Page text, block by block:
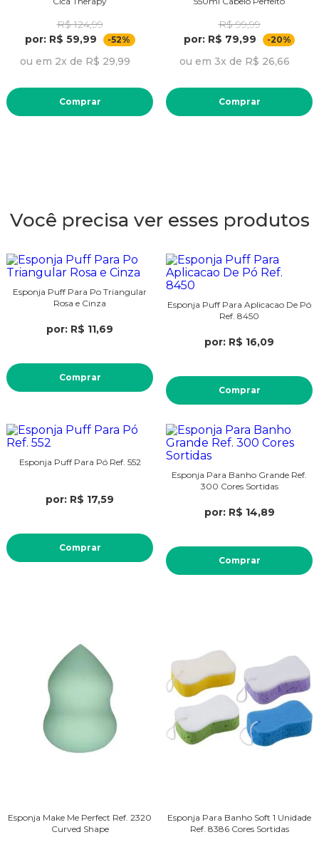
R$ 124,99
por: R$ 59,99
-52%
ou em 2x de R$ 29,99
Comprar
R$ 99,99
por: R$ 79,99
-20%
ou em 3x de R$ 26,66
Comprar
Você precisa ver esses produtos
Esponja Puff Para Po Triangular
Rosa e Cinza
por: R$ 11,69
Comprar
Esponja Puff Para Aplicacao De Pó
Ref. 8450
por: R$ 16,09
Comprar
Esponja Puff Para Pó Ref. 552
por: R$ 17,59
Comprar
Esponja Para Banho Grande Ref.
300 Cores Sortidas
por: R$ 14,89
Comprar
Esponja Make Me Perfect Ref. 2320
Curved Shape
Esponja Para Banho Soft 1 Unidade
Ref. 8386 Cores Sortidas